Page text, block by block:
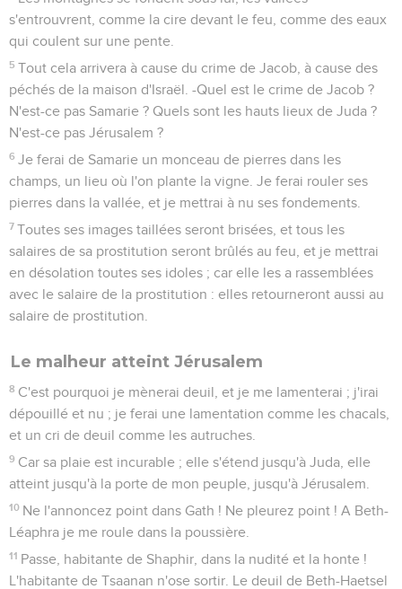
s'entrouvrent, comme la cire devant le feu, comme des eaux
qui coulent sur une pente.
5 Tout cela arrivera à cause du crime de Jacob, à cause des
péchés de la maison d'Israël. -Quel est le crime de Jacob ?
N'est-ce pas Samarie ? Quels sont les hauts lieux de Juda ?
N'est-ce pas Jérusalem ?
6 Je ferai de Samarie un monceau de pierres dans les
champs, un lieu où l'on plante la vigne. Je ferai rouler ses
pierres dans la vallée, et je mettrai à nu ses fondements.
7 Toutes ses images taillées seront brisées, et tous les
salaires de sa prostitution seront brûlés au feu, et je mettrai
en désolation toutes ses idoles ; car elle les a rassemblées
avec le salaire de la prostitution : elles retourneront aussi au
salaire de prostitution.
Le malheur atteint Jérusalem
8 C'est pourquoi je mènerai deuil, et je me lamenterai ; j'irai
dépouillé et nu ; je ferai une lamentation comme les chacals,
et un cri de deuil comme les autruches.
9 Car sa plaie est incurable ; elle s'étend jusqu'à Juda, elle
atteint jusqu'à la porte de mon peuple, jusqu'à Jérusalem.
10 Ne l'annoncez point dans Gath ! Ne pleurez point ! A Beth-
Léaphra je me roule dans la poussière.
11 Passe, habitante de Shaphir, dans la nudité et la honte !
L'habitante de Tsaanan n'ose sortir. Le deuil de Beth-Haetsel